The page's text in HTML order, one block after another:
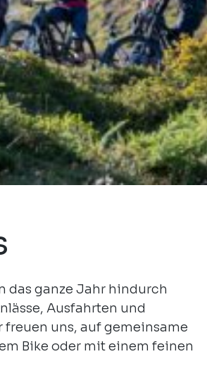
das ganze Jahr hindurch
Ausfahrten und
freuen uns, auf gemeinsame
Bike oder mit einem feinen